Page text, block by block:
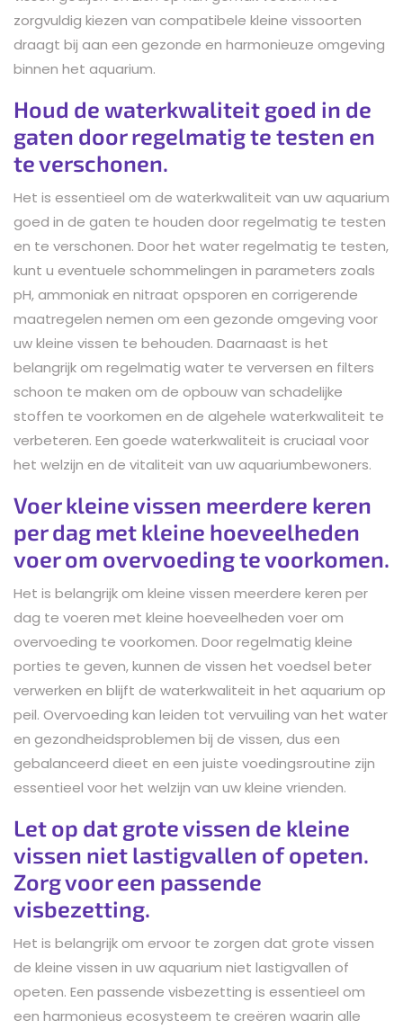
zorgvuldig kiezen van compatibele kleine vissoorten
draagt bij aan een gezonde en harmonieuze omgeving
binnen het aquarium.
Houd de waterkwaliteit goed in de
gaten door regelmatig te testen en
te verschonen.
Het is essentieel om de waterkwaliteit van uw aquarium
goed in de gaten te houden door regelmatig te testen
en te verschonen. Door het water regelmatig te testen,
kunt u eventuele schommelingen in parameters zoals
pH, ammoniak en nitraat opsporen en corrigerende
maatregelen nemen om een gezonde omgeving voor
uw kleine vissen te behouden. Daarnaast is het
belangrijk om regelmatig water te verversen en filters
schoon te maken om de opbouw van schadelijke
stoffen te voorkomen en de algehele waterkwaliteit te
verbeteren. Een goede waterkwaliteit is cruciaal voor
het welzijn en de vitaliteit van uw aquariumbewoners.
Voer kleine vissen meerdere keren
per dag met kleine hoeveelheden
voer om overvoeding te voorkomen.
Het is belangrijk om kleine vissen meerdere keren per
dag te voeren met kleine hoeveelheden voer om
overvoeding te voorkomen. Door regelmatig kleine
porties te geven, kunnen de vissen het voedsel beter
verwerken en blijft de waterkwaliteit in het aquarium op
peil. Overvoeding kan leiden tot vervuiling van het water
en gezondheidsproblemen bij de vissen, dus een
gebalanceerd dieet en een juiste voedingsroutine zijn
essentieel voor het welzijn van uw kleine vrienden.
Let op dat grote vissen de kleine
vissen niet lastigvallen of opeten.
Zorg voor een passende
visbezetting.
Het is belangrijk om ervoor te zorgen dat grote vissen
de kleine vissen in uw aquarium niet lastigvallen of
opeten. Een passende visbezetting is essentieel om
een harmonieus ecosysteem te creëren waarin alle